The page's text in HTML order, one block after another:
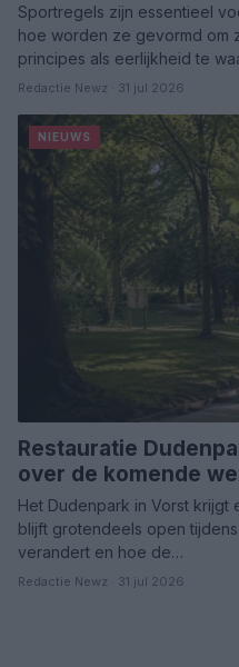
Sportregels zijn essentieel
hoe worden ze gevormd om
principes als eerlijkheid te
Redactie Newz · 31 jul 2026
NIEUWS
Restauratie
over de komende
Het Dudenpark in Vorst
blijft grotendeels open
verandert en hoe de…
Redactie Newz · 31 jul 2026